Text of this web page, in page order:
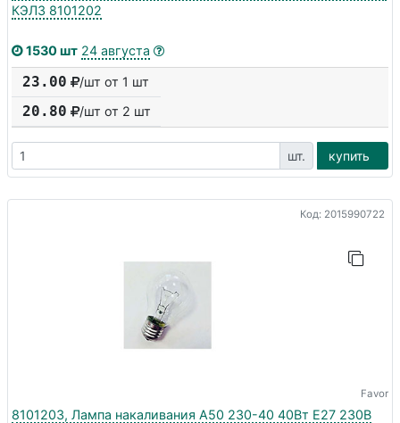
КЭЛЗ 8101202
1530 шт 24 августа
23.00 /шт от 1 шт
20.80 /шт от 2 шт
шт. купить
Код: 2015990722
Favor
8101203, Лампа накаливания А50 230-40 40Вт E27 230В